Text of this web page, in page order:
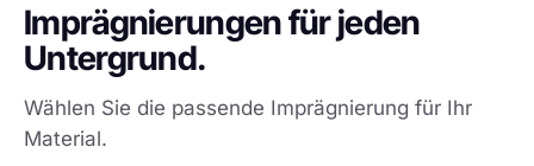
Imprägnierungen für jeden
Untergrund.
Wählen Sie die passende Imprägnierung für Ihr
Material.